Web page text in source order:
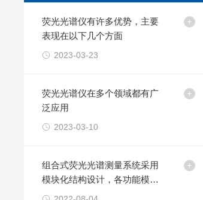
荧光光谱仪有许多优势，主要
表现在以下几个方面
2023-03-23
荧光光谱仪在多个领域都有广
泛应用
2023-03-10
组合式荧光光谱测量系统采用
模块化结构设计，各功能模块
相结合